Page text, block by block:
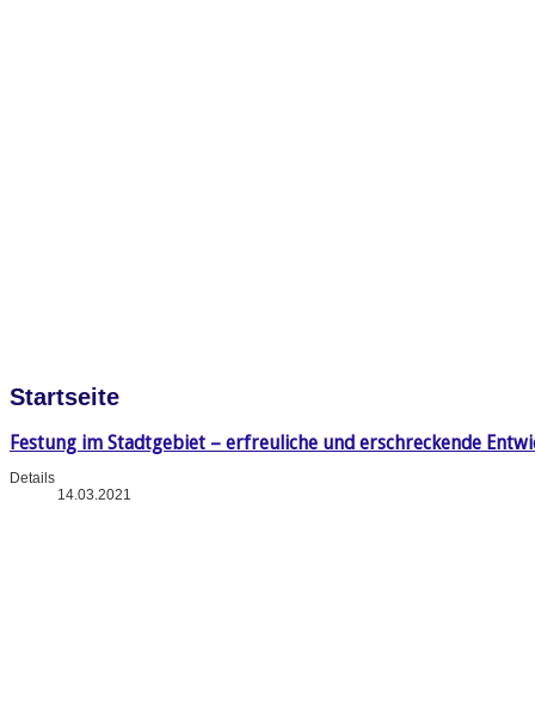
Startseite
Festung im Stadtgebiet – erfreuliche und erschreckende
Details
14.03.2021